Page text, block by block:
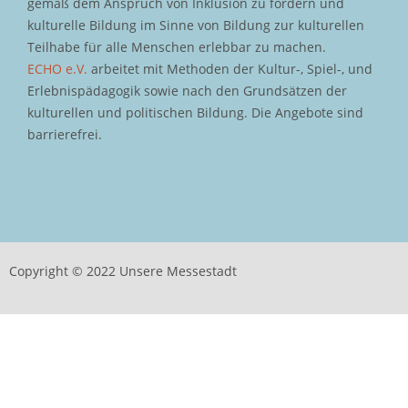
kulturelle Bildung im Sinne von Bildung zur kulturellen
Teilhabe für alle Menschen erlebbar zu machen.
ECHO e.V. arbeitet mit Methoden der Kultur-, Spiel-, und
Erlebnispädagogik sowie nach den Grundsätzen der
kulturellen und politischen Bildung. Die Angebote sind
barrierefrei.
Copyright © 2022 Unsere Messestadt